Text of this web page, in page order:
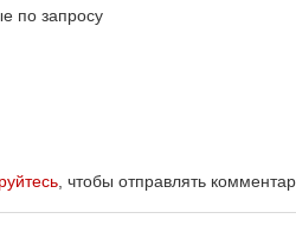
по запросу
, чтобы отправлять